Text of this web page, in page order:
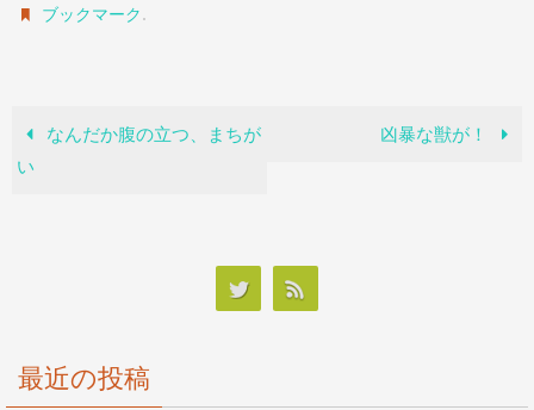
ブックマーク.
なんだか腹の立つ、まちが
い
凶暴な獣が！
最近の投稿